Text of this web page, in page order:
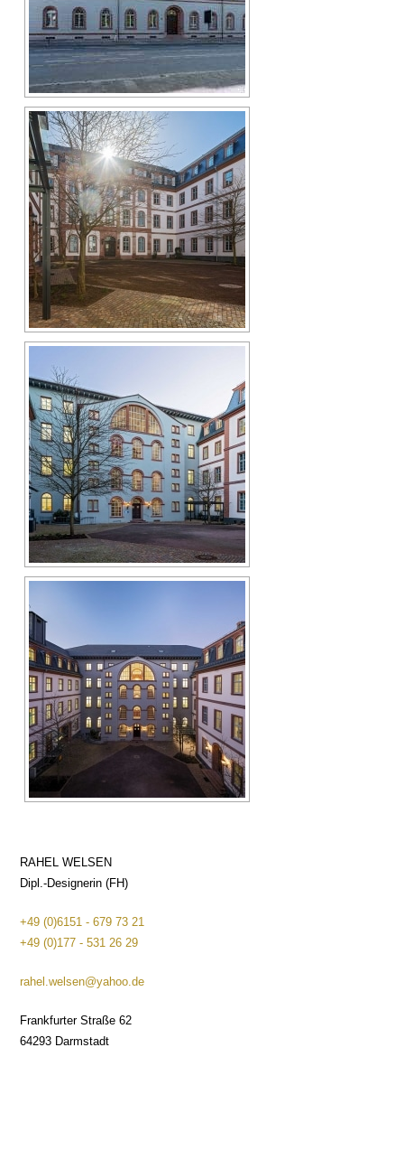
RAHEL WELSEN
Dipl.-Designerin (FH)
+49 (0)6151 - 679 73 21
+49 (0)177 - 531 26 29
rahel.welsen@yahoo.de
Frankfurter Straße 62
64293 Darmstadt